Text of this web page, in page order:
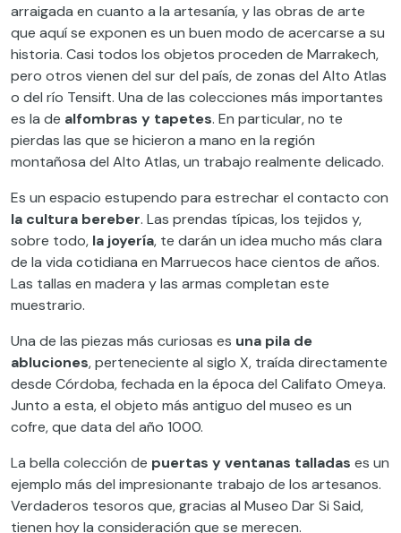
arraigada en cuanto a la artesanía, y las obras de arte
que aquí se exponen es un buen modo de acercarse a su
historia. Casi todos los objetos proceden de Marrakech,
pero otros vienen del sur del país, de zonas del Alto Atlas
o del río Tensift. Una de las colecciones más importantes
es la de alfombras y tapetes. En particular, no te
pierdas las que se hicieron a mano en la región
montañosa del Alto Atlas, un trabajo realmente delicado.
Es un espacio estupendo para estrechar el contacto con
la cultura bereber. Las prendas típicas, los tejidos y,
sobre todo, la joyería, te darán un idea mucho más clara
de la vida cotidiana en Marruecos hace cientos de años.
Las tallas en madera y las armas completan este
muestrario.
Una de las piezas más curiosas es una pila de
abluciones, perteneciente al siglo X, traída directamente
desde Córdoba, fechada en la época del Califato Omeya.
Junto a esta, el objeto más antiguo del museo es un
cofre, que data del año 1000.
La bella colección de puertas y ventanas talladas es un
ejemplo más del impresionante trabajo de los artesanos.
Verdaderos tesoros que, gracias al Museo Dar Si Said,
tienen hoy la consideración que se merecen.